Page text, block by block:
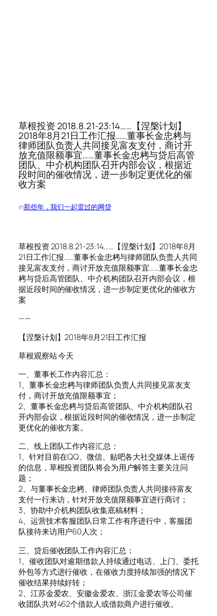
草根投资 2018.8.21-23:14……【涅槃计划】
2018年8月21日工作汇报……董事长金忠栲与
律师团队负责人共同接见富友支付，商讨开
放充值限额事宜……董事长金忠栲与贷后高管
团队、中介机构团队召开内部会议，根据近
段时间的催收情况，进一步制定更优化的催
收方案
in那些年，我们一起雷过的网贷
草根投资 2018.8.21-23:14……【涅槃计划】2018年8月
21日工作汇报……董事长金忠栲与律师团队负责人共同
接见富友支付，商讨开放充值限额事宜……董事长金忠
栲与贷后高管团队、中介机构团队召开内部会议，根
据近段时间的催收情况，进一步制定更优化的催收方
案
——
【涅槃计划】2018年8月21日工作汇报
草根观察站 今天
一、董事长工作内容汇总：
1、董事长金忠栲与律师团队负责人共同接见富友支
付，商讨开放充值限额事宜；
2、董事长金忠栲与贷后高管团队、中介机构团队召
开内部会议，根据近段时间的催收情况，进一步制定
更优化的催收方案。
二、线上团队工作内容汇总：
1、针对目前在QQ、微信、贴吧各大社交媒体上谣传
的信息，草根投资团队将会为用户解答主要关注问
题；
2、与董事长金忠栲、律师团队负责人共同接待富友
支付一行来访，针对开放充值限额事宜进行商讨；
3、协助中介机构团队收集底稿材料；
4、运营技术客服团队日常工作有序进行中，客服团
队接待来访用户60人次；
三、贷后催收团队工作内容汇总：
1、催收团队对逾期借款人持续通过电话、上门、委托
外包等方式进行催收，在催收力度持续加强的情况下
催收结果持续好转；
2、江苏金爱农、安徽金爱农、浙江金爱农等公司催
收团队共对462个借款人或借款商户进行催收。